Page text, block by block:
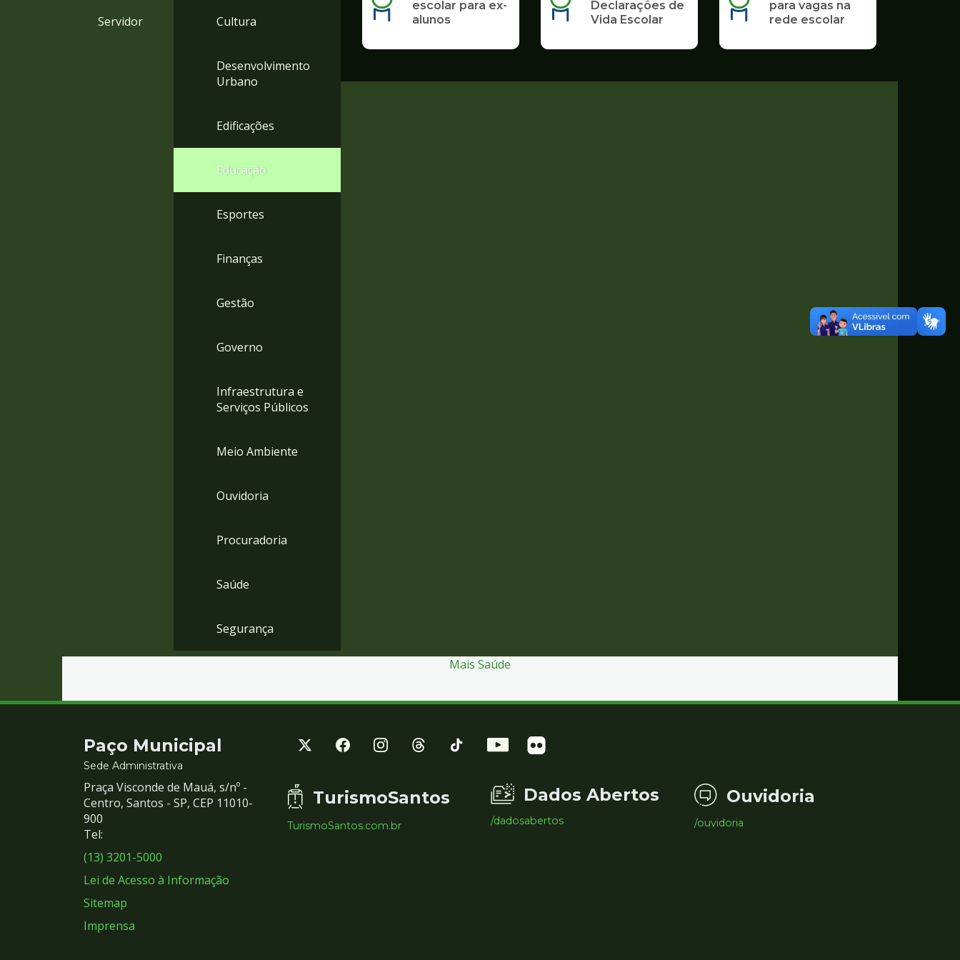
Servidor Cultura
Desenvolvimento
Urbano
Edificações
Educação
Esportes
Finanças
Gestão
Governo
Infraestrutura e
Serviços Públicos
Meio Ambiente
Ouvidoria
Procuradoria
Saúde
Segurança
escolar para ex-
alunos
Declarações de
Vida Escolar
para vagas na
rede escolar
Mais Saúde
Contato
e
Redes
Sociais
Paço Municipal
Sede Administrativa
Praça Visconde de Mauá, s/nº -
Centro, Santos - SP, CEP 11010-
900
Tel:
(13) 3201-5000
Lei de Acesso à Informação
Sitemap
Imprensa
TurismoSantos
TurismoSantos.com.br
Dados Abertos
/dadosabertos
Ouvidoria
/ouvidoria